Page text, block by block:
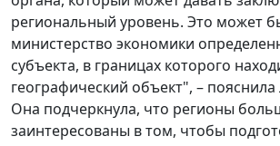
региональный уровень. Это может
министерство экономики
субъекта, в границах которого
географический объект", –
Она подчеркнула, что регионы
заинтересованы в том, чтобы